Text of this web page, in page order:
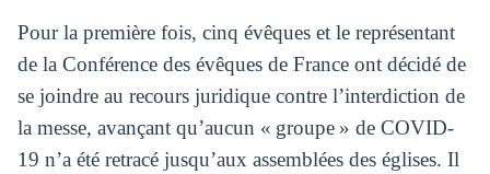
Pour la première fois, cinq évêques et le représentant
de la Conférence des évêques de France ont décidé de
se joindre au recours juridique contre l’interdiction de
la messe, avançant qu’aucun « groupe » de COVID-
19 n’a été retracé jusqu’aux assemblées des églises. Il